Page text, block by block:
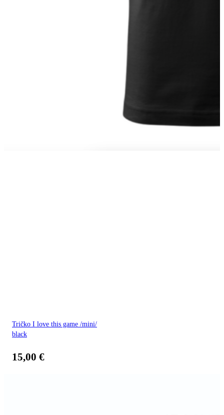
Tričko I love this game /mini/
black
15,00 €